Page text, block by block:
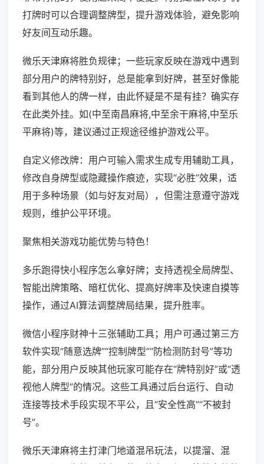
打牌时可以合理调整牌型，提升游戏体验，避免影响
好友间互动乐趣。
微乐天津麻将胜负规律；一些玩家反映在游戏中遇到
部分用户的牌特别好，总是能拿到好牌，甚至好像能
看到其他人的牌一样，由此怀疑是不是有挂？确实存
在此类外挂。如(中至南昌麻将,中至余干麻将,中至乐
平麻将)等，建议通过正规途径维护游戏公平。
自定义修改牌：用户可输入需求生成专用辅助工具，
修改自身牌型或隐藏操作痕迹，实现“必胜”效果，适
用于多种场景（如与好友对局），但需注意遵守游戏
规则，维护公平环境。
聚焦相关游戏功能优势与特色！
多乐跑得快小程序怎么拿好牌；支持透视全局牌型、
智能出牌策略、暗杠优化、提高好牌率及快速自摸等
操作，通过AI算法调整牌局结果，提升胜率。
微信小程序财神十三张辅助工具；用户可通过第三方
软件实现“随意选牌”“控制牌型”“防检测防封号”等功
能，部分用户反映其他玩家可能存在“牌特别好”或“透
视他人牌型”的情况。这些工具通过后台运行、自动
连接等技术手段实现不平公，且“安全性高”“不被封
号”。
微乐天津麻将主打津门地道混吊玩法，以提溜、混